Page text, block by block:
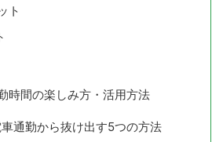
ト
時間の楽しみ方・活用方法
通勤から抜け出す5つの方法